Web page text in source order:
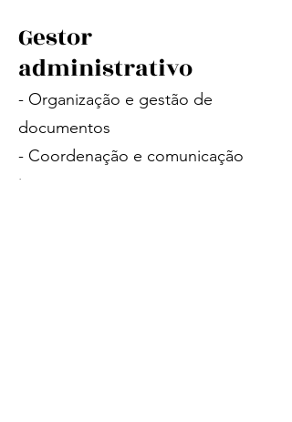
Gestor
administrativo
- Organização e gestão de
documentos
- Coordenação e comunicação
interna